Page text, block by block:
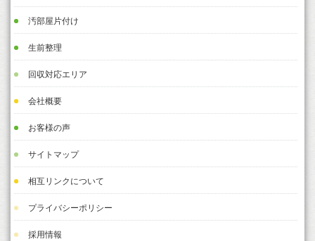
汚部屋片付け
生前整理
回収対応エリア
会社概要
お客様の声
サイトマップ
相互リンクについて
プライバシーポリシー
採用情報